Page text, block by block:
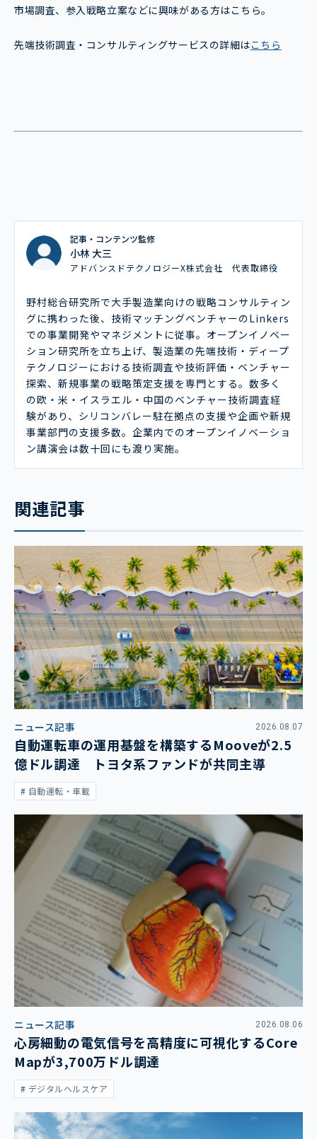
市場調査、参入戦略立案などに興味がある方はこちら。
先端技術調査・コンサルティングサービスの詳細はこちら
記事・コンテンツ監修
小林 大三
アドバンスドテクノロジーX株式会社 代表取締役
野村総合研究所で大手製造業向けの戦略コンサルティン
グに携わった後、技術マッチングベンチャーのLinkers
での事業開発やマネジメントに従事。オープンイノベー
ション研究所を立ち上げ、製造業の先端技術・ディープ
テクノロジーにおける技術調査や技術評価・ベンチャー
探索、新規事業の戦略策定支援を専門とする。数多く
の欧・米・イスラエル・中国のベンチャー技術調査経
験があり、シリコンバレー駐在拠点の支援や企画や新規
事業部門の支援多数。企業内でのオープンイノベーショ
ン講演会は数十回にも渡り実施。
関連記事
ニュース記事 2026.08.07
自動運転車の運用基盤を構築するMooveが2.5
億ドル調達 トヨタ系ファンドが共同主導
自動運転・車載
ニュース記事 2026.08.06
心房細動の電気信号を高精度に可視化するCore
Mapが3,700万ドル調達
デジタルヘルスケア